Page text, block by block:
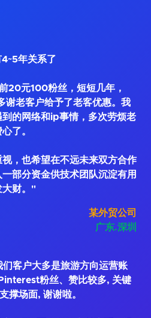
年关系了
20元100粉丝，短短几年，
谢老客户给予了老客优惠。我
的网络和ip事情，多次劳烦老
了。
，也希望在不远未来双方合作
部分资金供技术团队沉淀有用
大财。"
某外贸公司
广东.深圳
客户大多是旅游方向运营账
粉丝、赞比较多, 关键
撑场面, 谢谢啦。